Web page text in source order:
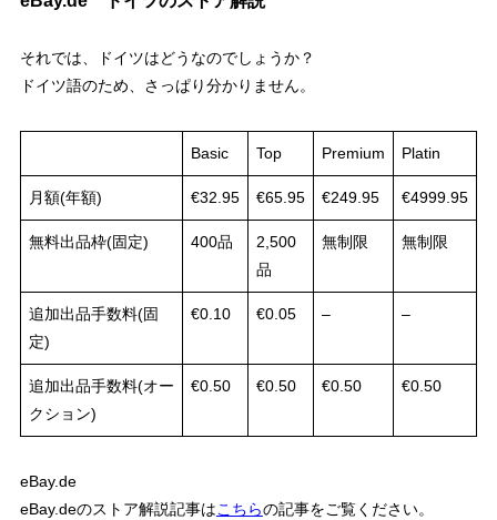
それでは、ドイツはどうなのでしょうか？
ドイツ語のため、さっぱり分かりません。
Basic Top Premium Platin
月額(年額) €32.95 €65.95 €249.95 €4999.95
無料出品枠(固定) 400品
2,500
品
無制限 無制限
追加出品手数料(固
定)
€0.10 €0.05 – –
追加出品手数料(オー
クション)
€0.50 €0.50 €0.50 €0.50
eBay.de
eBay.deのストア解説記事はこちらの記事をご覧ください。